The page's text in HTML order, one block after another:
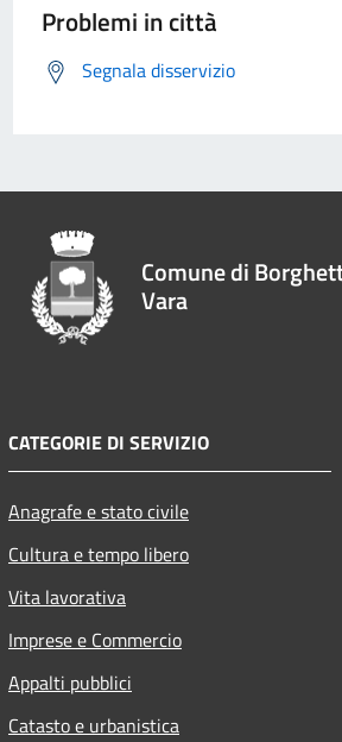
Problemi in città
Segnala disservizio
Comune di
Vara
CATEGORIE DI SERVIZIO
Anagrafe e stato civile
Cultura e tempo libero
Vita lavorativa
Imprese e Commercio
Appalti pubblici
Catasto e urbanistica